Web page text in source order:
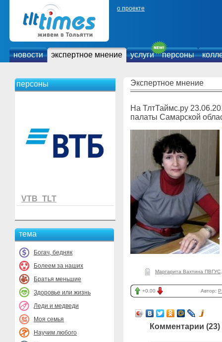
о проекте
новости экспертное мнение услуги персоны
персоны
VTB_TLT
тема
Богач, бедняк
Болеем за наших
Братья меньшие
Здоровье или жизнь
Леди и медведи
Моя семья
Научим любого
Экспертное мнение
На ТлтТаймс.ру
палаты Самарской
Маргарита Вахтина ПВГУС
+0.00 Автор:
Комментарии (23)